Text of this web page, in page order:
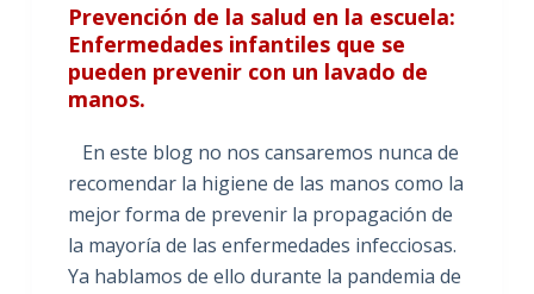
Prevención de la salud en la escuela:
Enfermedades infantiles que se
pueden prevenir con un lavado de
manos.
En este blog no nos cansaremos nunca de
recomendar la higiene de las manos como la
mejor forma de prevenir la propagación de
la mayoría de las enfermedades infecciosas.
Ya hablamos de ello durante la pandemia de